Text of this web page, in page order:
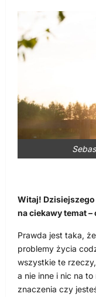
Witaj!
na ciekawy temat
Prawda jest taka,
problemy życia
wszystkie te
a nie inne i nic na
znaczenia czy